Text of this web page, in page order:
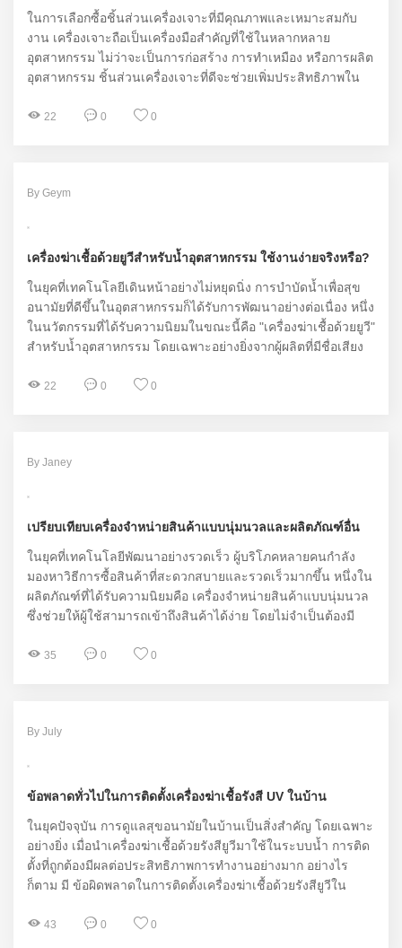
ในการเลือกซื้อชิ้นส่วนเครื่องเจาะที่มีคุณภาพและเหมาะสมกับ
งาน เครื่องเจาะถือเป็นเครื่องมือสำคัญที่ใช้ในหลากหลาย
อุตสาหกรรม ไม่ว่าจะเป็นการก่อสร้าง การทำเหมือง หรือการผลิต
อุตสาหกรรม ชิ้นส่วนเครื่องเจาะที่ดีจะช่วยเพิ่มประสิทธิภาพใน
ชิ้นส่วนเครื่องเจาะที่เหมาะสมจึงเป็นสิ่งที่ไม่ควรมองข้าม โดย
22 0 0
By Geym
เครื่องฆ่าเชื้อด้วยยูวีสำหรับน้ำอุตสาหกรรม ใช้งานง่ายจริงหรือ?
ในยุคที่เทคโนโลยีเดินหน้าอย่างไม่หยุดนิ่ง การบำบัดน้ำเพื่อสุข
อนามัยที่ดีขึ้นในอุตสาหกรรมก็ได้รับการพัฒนาอย่างต่อเนื่อง หนึ่ง
ในนวัตกรรมที่ได้รับความนิยมในขณะนี้คือ "เครื่องฆ่าเชื้อด้วยยูวี"
สำหรับน้ำอุตสาหกรรม โดยเฉพาะอย่างยิ่งจากผู้ผลิตที่มีชื่อเสียง
ของผู้ใช้งานได้อย่างมีประสิทธิภาพ
22 0 0
By Janey
เปรียบเทียบเครื่องจำหน่ายสินค้าแบบนุ่มนวลและผลิตภัณฑ์อื่น
ในยุคที่เทคโนโลยีพัฒนาอย่างรวดเร็ว ผู้บริโภคหลายคนกำลัง
มองหาวิธีการซื้อสินค้าที่สะดวกสบายและรวดเร็วมากขึ้น หนึ่งใน
ผลิตภัณฑ์ที่ได้รับความนิยมคือ เครื่องจำหน่ายสินค้าแบบนุ่มนวล
ซึ่งช่วยให้ผู้ใช้สามารถเข้าถึงสินค้าได้ง่าย โดยไม่จำเป็นต้องมี
นุ่มนวลจากแบรนด์ Yunyin และเปรียบเทียบกับเครื่องจำหน่าย
35 0 0
By July
ข้อพลาดทั่วไปในการติดตั้งเครื่องฆ่าเชื้อรังสี UV ในบ้าน
ในยุคปัจจุบัน การดูแลสุขอนามัยในบ้านเป็นสิ่งสำคัญ โดยเฉพาะ
อย่างยิ่ง เมื่อนำเครื่องฆ่าเชื้อด้วยรังสียูวีมาใช้ในระบบน้ำ การติด
ตั้งที่ถูกต้องมีผลต่อประสิทธิภาพการทำงานอย่างมาก อย่างไร
ก็ตาม มี ข้อผิดพลาดในการติดตั้งเครื่องฆ่าเชื้อด้วยรังสียูวีใน
และความปลอดภัยของน้ำดื่มในบ้าน
43 0 0